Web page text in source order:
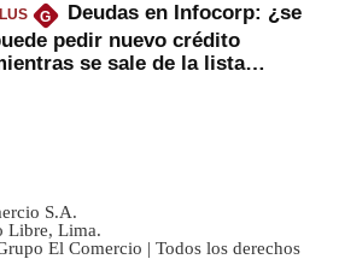
G
Deudas en Infocorp: ¿se
pedir nuevo crédito
se sale de la lista
S.A.
Libre, Lima.
El Comercio | Todos los derechos